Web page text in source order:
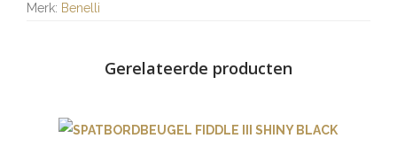
Merk: Benelli
Gerelateerde producten